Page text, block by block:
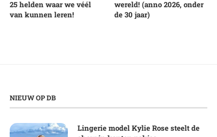
25 helden waar we véél
van kunnen leren!
wereld! (anno 2026, onder
de 30 jaar)
NIEUW OP DB
Lingerie model Kylie Rose steelt de